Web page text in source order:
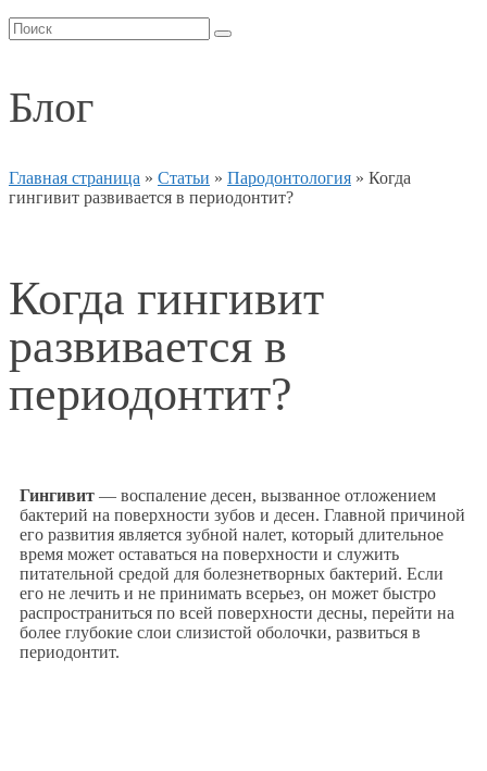
Блог
Главная страница » Статьи » Пародонтология » Когда
гингивит развивается в периодонтит?
Когда гингивит
развивается в
периодонтит?
Гингивит — воспаление десен, вызванное отложением
бактерий на поверхности зубов и десен. Главной причиной
его развития является зубной налет, который длительное
время может оставаться на поверхности и служить
питательной средой для болезнетворных бактерий. Если
его не лечить и не принимать всерьез, он может быстро
распространиться по всей поверхности десны, перейти на
более глубокие слои слизистой оболочки, развиться в
периодонтит.